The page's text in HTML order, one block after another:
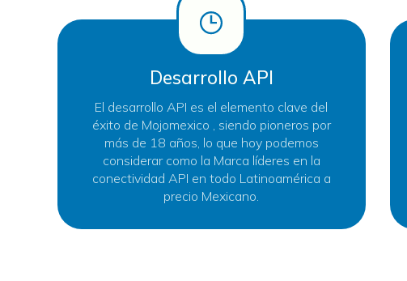
Desarrollo API
El desarrollo API es el elemento clave del
éxito de Mojomexico , siendo pioneros por
más de 18 años, lo que hoy podemos
considerar como la Marca líderes en la
conectividad API en todo Latinoamérica a
precio Mexicano.